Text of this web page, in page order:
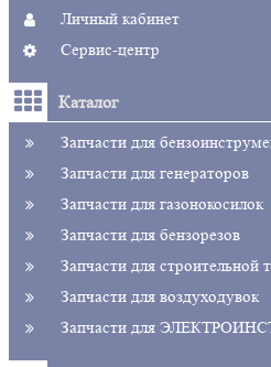
Личный кабинет
Сервис-центр
Каталог
Запчасти для
Запчасти для генераторов
Запчасти для газонокосилок
Запчасти для бензорезов
Запчасти для строительной
Запчасти для воздуходувок
Запчасти для